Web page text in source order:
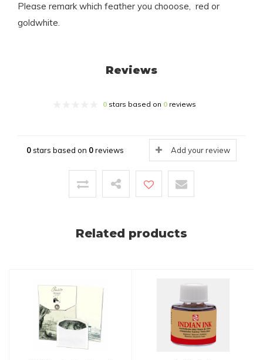
Please remark which feather you chooose, red or
goldwhite.
Reviews
0stars based on 0reviews
0stars based on 0reviews Add your review
Related products